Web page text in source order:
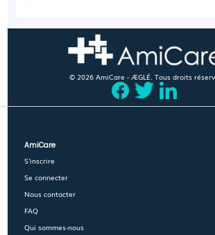
© 2026 AmiCare - ÆGLÉ. Tous droits
AmiCare
S'inscrire
Se connecter
Nous contacter
FAQ
Qui sommes-nous